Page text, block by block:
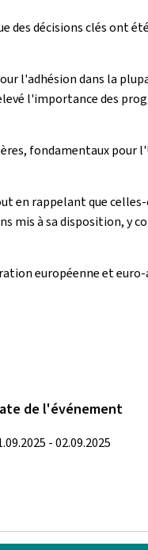
des décisions clés ont
l'adhésion dans la
l'importance des
fondamentaux pour
en rappelant que
mis à sa disposition, y
européenne et
de l'événement
- 02.09.2025